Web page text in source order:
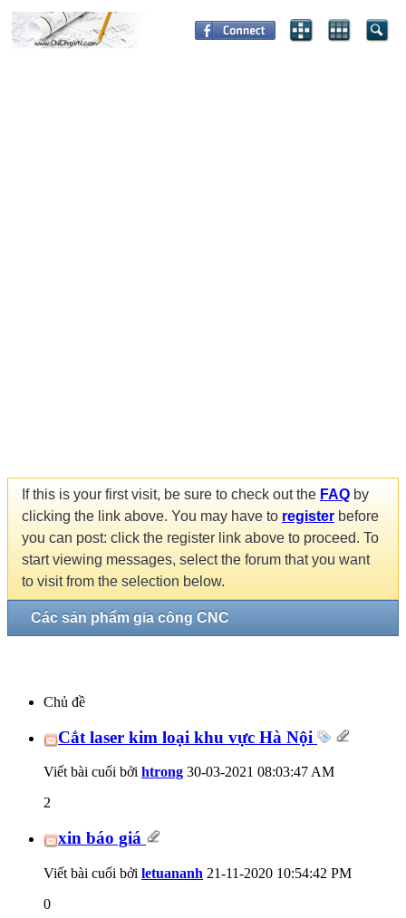
If this is your first visit, be sure to check out the FAQ by
clicking the link above. You may have to register before
you can post: click the register link above to proceed. To
start viewing messages, select the forum that you want
to visit from the selection below.
Các sản phẩm gia công CNC
Chủ đề
Cắt laser kim loại khu vực Hà Nội
Viết bài cuối bởi htrong 30-03-2021 08:03:47 AM
2
xin báo giá
Viết bài cuối bởi letuananh 21-11-2020 10:54:42 PM
0